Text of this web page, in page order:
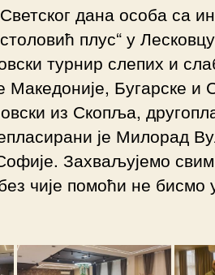
дана особа са
плус“ у
турнир слепих и
Бугарске и
из Скопља,
је Милорад
Захваљујемо
чије помоћи не бисмо